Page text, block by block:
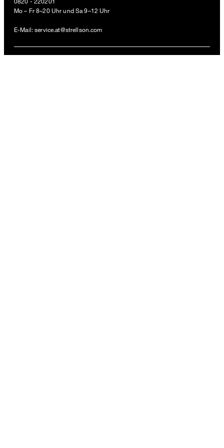
€ 119,95
€ 84,95Mo – Fr 8–20 Uhr und Sa 9–12 Uhr
E-Mail:service.at@strellson.com